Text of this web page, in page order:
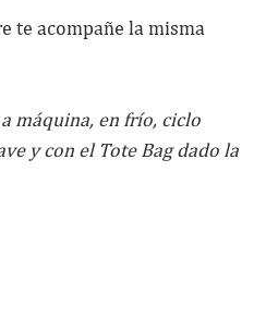
te acompañe la misma
máquina, en frío, ciclo
y con el Tote Bag dado la